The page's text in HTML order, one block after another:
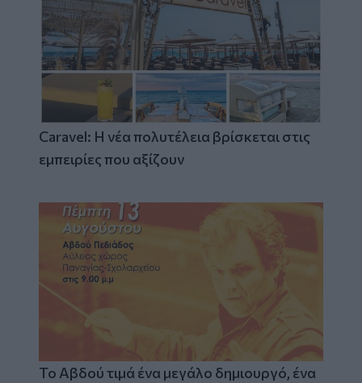
Caravel: Η νέα πολυτέλεια βρίσκεται στις
εμπειρίες που αξίζουν
Το Αβδού τιμά ένα μεγάλο δημιουργό, ένα